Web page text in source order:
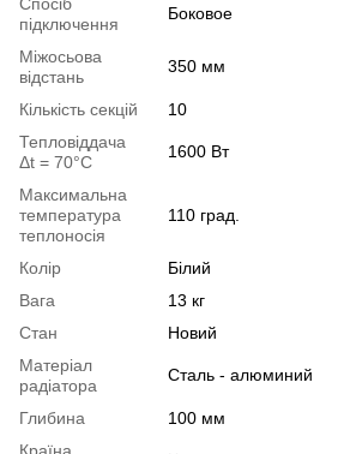
підключення
Боковое
Міжосьова
відстань
350 мм
Кількість секцій
10
Тепловіддача
Δt = 70°C
1600 Вт
Максимальна
температура
теплоносія
110 град.
Колір
Білий
Вага
13 кг
Стан
Новий
Матеріал
радіатора
Сталь - алюминий
Глибина
100 мм
Країна